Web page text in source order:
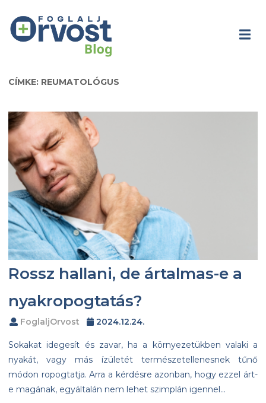
CÍMKE: REUMATOLÓGUS
Rossz hallani, de ártalmas-e a
nyakropogtatás?
FoglaljOrvost 2024.12.24.
Sokakat idegesít és zavar, ha a környezetükben valaki a
nyakát, vagy más ízületét természetellenesnek tűnő
módon ropogtatja. Arra a kérdésre azonban, hogy ezzel árt-
e magának, egyáltalán nem lehet szimplán igennel…